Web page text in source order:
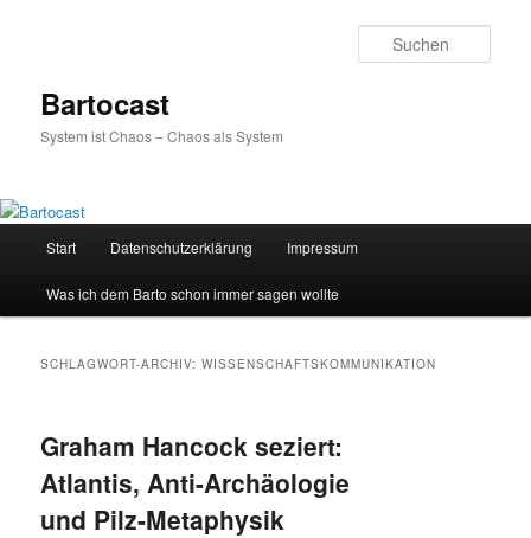
Bartocast
System ist Chaos – Chaos als System
Start Datenschutzerklärung Impressum
Was ich dem Barto schon immer sagen wollte
SCHLAGWORT-ARCHIV:WISSENSCHAFTSKOMMUNIKATION
Graham Hancock seziert:
Atlantis, Anti-Archäologie
und Pilz-Metaphysik